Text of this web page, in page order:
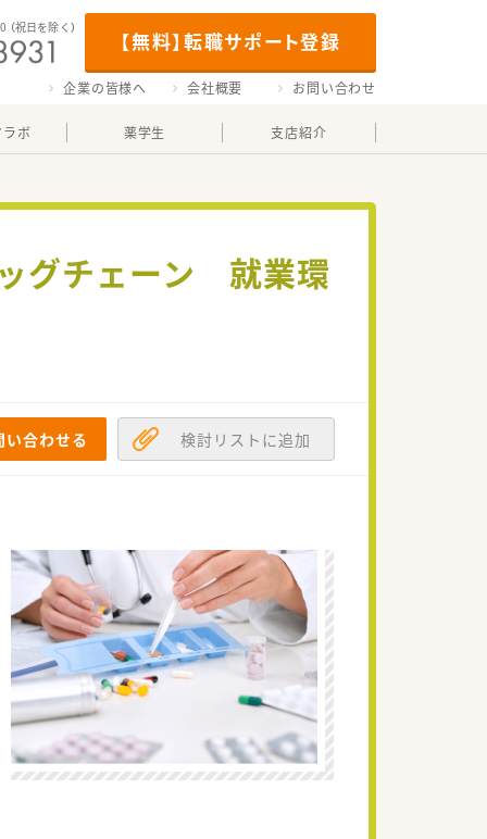
【無料】転職サポート登録
（祝日を除く）
企業の皆様へ 会社概要 お問い合わせ
ボ 薬学生 支店紹介
グチェーン 就業環
合わせる 検討リストに追加